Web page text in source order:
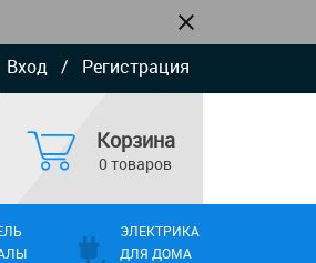
Вход / Регистрация
Корзина
0 товаров
ЭЛЕКТРИКА
ДЛЯ ДОМА